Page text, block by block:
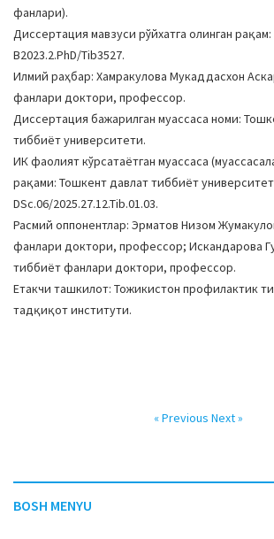
фанлари).
Диссертация мавзуси рўйхатга олинган рақам:
B2023.2.PhD/Tib3527.
Илмий раҳбар: Хамракулова Мукаддасхон
фанлари доктори, профессор.
Диссертация бажарилган муассаса номи:
тиббиёт университети.
ИК фаолият кўрсатаётган муассаса
рақами: Тошкент давлат тиббиёт
DSc.06/2025.27.12.Tib.01.03.
Расмий оппонентлар: Эрматов Низом
фанлари доктори, профессор; Искандарова
тиббиёт фанлари доктори, профессор.
Етакчи ташкилот: Тожикистон профилактик
тадқиқот институти.
« Previous Next »
BOSH MENYU